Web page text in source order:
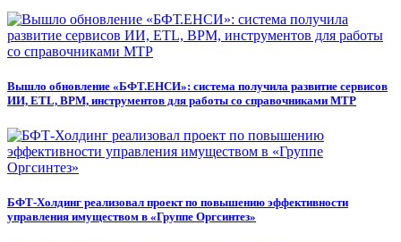
Вышло обновление «БФТ.ЕНСИ»: система получила развитие сервисов
ИИ, ETL, BPM, инструментов для работы со справочниками МТР
БФТ-Холдинг реализовал проект по повышению эффективности
управления имуществом в «Группе Оргсинтез»